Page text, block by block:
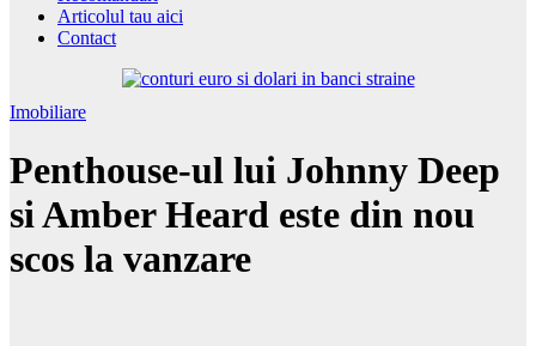
Articolul tau aici
Contact
Imobiliare
Penthouse-ul lui Johnny Deep
si Amber Heard este din nou
scos la vanzare